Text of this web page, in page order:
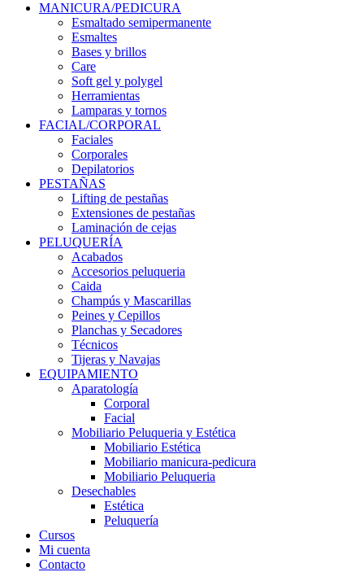
MANICURA/PEDICURA
Esmaltado semipermanente
Esmaltes
Bases y brillos
Care
Soft gel y polygel
Herramientas
Lamparas y tornos
FACIAL/CORPORAL
Faciales
Corporales
Depilatorios
PESTAÑAS
Lifting de pestañas
Extensiones de pestañas
Laminación de cejas
PELUQUERÍA
Acabados
Accesorios peluqueria
Caida
Champús y Mascarillas
Peines y Cepillos
Planchas y Secadores
Técnicos
Tijeras y Navajas
EQUIPAMIENTO
Aparatología
Corporal
Facial
Mobiliario Peluqueria y Estética
Mobiliario Estética
Mobiliario manicura-pedicura
Mobiliario Peluqueria
Desechables
Estética
Peluquería
Cursos
Mi cuenta
Contacto